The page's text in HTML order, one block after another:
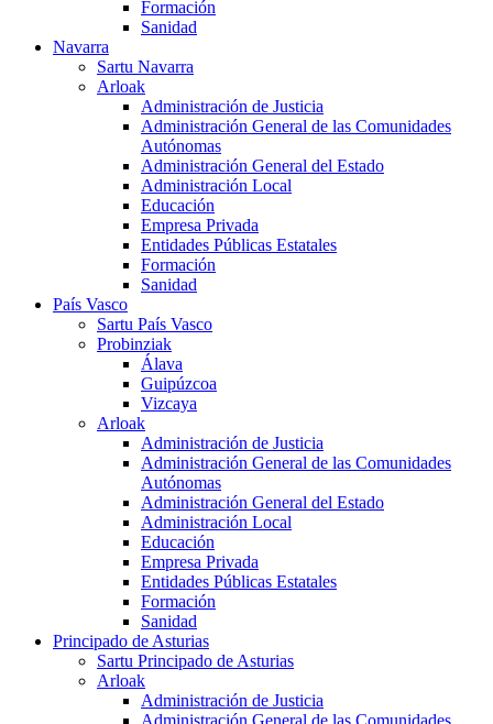
Formación
Sanidad
Navarra
Sartu Navarra
Arloak
Administración de Justicia
Administración General de las Comunidades
Autónomas
Administración General del Estado
Administración Local
Educación
Empresa Privada
Entidades Públicas Estatales
Formación
Sanidad
País Vasco
Sartu País Vasco
Probinziak
Álava
Guipúzcoa
Vizcaya
Arloak
Administración de Justicia
Administración General de las Comunidades
Autónomas
Administración General del Estado
Administración Local
Educación
Empresa Privada
Entidades Públicas Estatales
Formación
Sanidad
Principado de Asturias
Sartu Principado de Asturias
Arloak
Administración de Justicia